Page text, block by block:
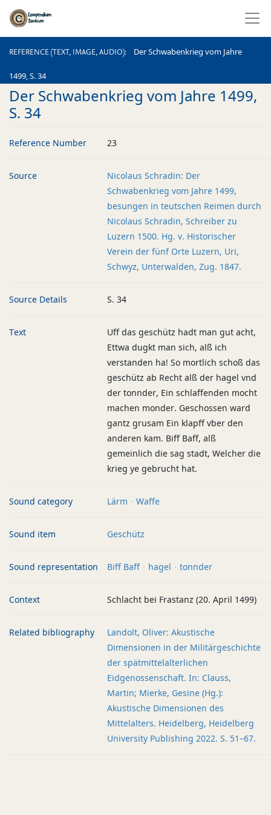
REFERENCE (TEXT, IMAGE, AUDIO) Der Schwabenkrieg vom Jahre
1499, S. 34
REFERENCE (TEXT, IMAGE, AUDIO)
Der Schwabenkrieg vom Jahre 1499,
S. 34
Reference Number 23
Source
Nicolaus Schradin: Der
Schwabenkrieg vom Jahre 1499,
besungen in teutschen Reimen durch
Nicolaus Schradin, Schreiber zu
Luzern 1500. Hg. v. Historischer
Verein der fünf Orte Luzern, Uri,
Schwyz, Unterwalden, Zug. 1847.
Source Details S. 34
Text
Uff das geschütz hadt man gut acht,
Ettwa dugkt man sich, alß ich
verstanden ha! So mortlich schoß das
geschütz ab Recht alß der hagel vnd
der tonnder, Ein schlaffenden mocht
machen monder. Geschossen ward
gantz grusam Ein klapff vber den
anderen kam. Biff Baff, alß
gemeinlich die sag stadt, Welcher die
krieg ye gebrucht hat.
Sound category Lärm Waffe
Sound item Geschütz
Sound representation Biff Baff hagel tonnder
Context Schlacht bei Frastanz (20. April 1499)
Related bibliography
Landolt, Oliver: Akustische
Dimensionen in der Militärgeschichte
der spätmittelalterlichen
Eidgenossenschaft. In: Clauss,
Martin; Mierke, Gesine (Hg.):
Akustische Dimensionen des
Mittelalters. Heidelberg, Heidelberg
University Publishing 2022. S. 51–67.